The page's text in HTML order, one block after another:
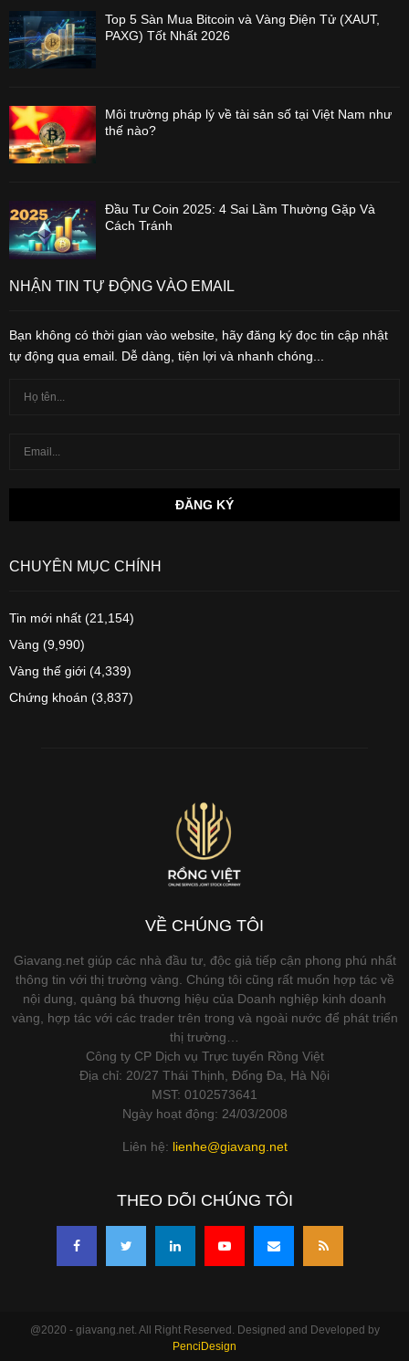
Top 5 Sàn Mua Bitcoin và Vàng Điện Tử (XAUT,
PAXG) Tốt Nhất 2026
Môi trường pháp lý về tài sản số tại Việt Nam như
thế nào?
Đầu Tư Coin 2025: 4 Sai Lầm Thường Gặp Và
Cách Tránh
NHẬN TIN TỰ ĐỘNG VÀO EMAIL
Bạn không có thời gian vào website, hãy đăng ký đọc tin cập nhật
tự động qua email. Dễ dàng, tiện lợi và nhanh chóng...
CHUYÊN MỤC CHÍNH
Tin mới nhất (21,154)
Vàng (9,990)
Vàng thế giới (4,339)
Chứng khoán (3,837)
VỀ CHÚNG TÔI
Giavang.net giúp các nhà đầu tư, độc giả tiếp cận phong phú nhất
thông tin với thị trường vàng. Chúng tôi cũng rất muốn hợp tác về
nội dung, quảng bá thương hiệu của Doanh nghiệp kinh doanh
vàng, hợp tác với các trader trên trong và ngoài nước để phát triển
thị trường…
Công ty CP Dịch vụ Trực tuyến Rồng Việt
Địa chỉ: 20/27 Thái Thịnh, Đống Đa, Hà Nội
MST: 0102573641
Ngày hoạt động: 24/03/2008
Liên hệ: lienhe@giavang.net
THEO DÕI CHÚNG TÔI
@2020 - giavang.net. All Right Reserved. Designed and Developed by
PenciDesign